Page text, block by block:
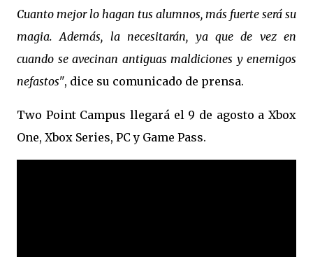
Cuanto mejor lo hagan tus alumnos, más fuerte será su
magia. Además, la necesitarán, ya que de vez en
cuando se avecinan antiguas maldiciones y enemigos
nefastos", dice su comunicado de prensa.
Two Point Campus llegará el 9 de agosto a Xbox
One, Xbox Series, PC y Game Pass.